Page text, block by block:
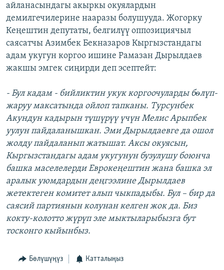
айланасындагы акыркы окуялардын
демилгечилерине нааразы болушууда. Жогорку
Кеңештин депутаты, белгилүү оппозициячыл
саясатчы Азимбек Бекназаров Кыргызстандагы
адам укугун коргоо ишине Рамазан Дырылдаев
жакшы эмгек сиңирди деп эсептейт:
- Бул кадам - бийликтин укук коргоочуларды бѳлүп-
жаруу максатында ойлоп тапканы. Турсунбек
Акундун кадырын түшүрүү үчүн Мелис Арыпбек
уулун пайдаланышкан. Эми Дырылдаевге да ошол
жолду пайдаланып жатышат. Аксы окуясын,
Кыргызстандагы адам укугунун бузулушу боюнча
башка маселелерди Еврокеңештин жана башка эл
аралык уюмдардын деңгээлине Дырылдаев
жетектеген комитет алып чыкпадыбы. Бул – бир да
саясий партиянын колунан келген жок да. Биз
кокту-колотто жүрүп эле мыктыларыбызга бут
тосконго кыйынбыз.
Бөлүшүңүз Катталыңыз